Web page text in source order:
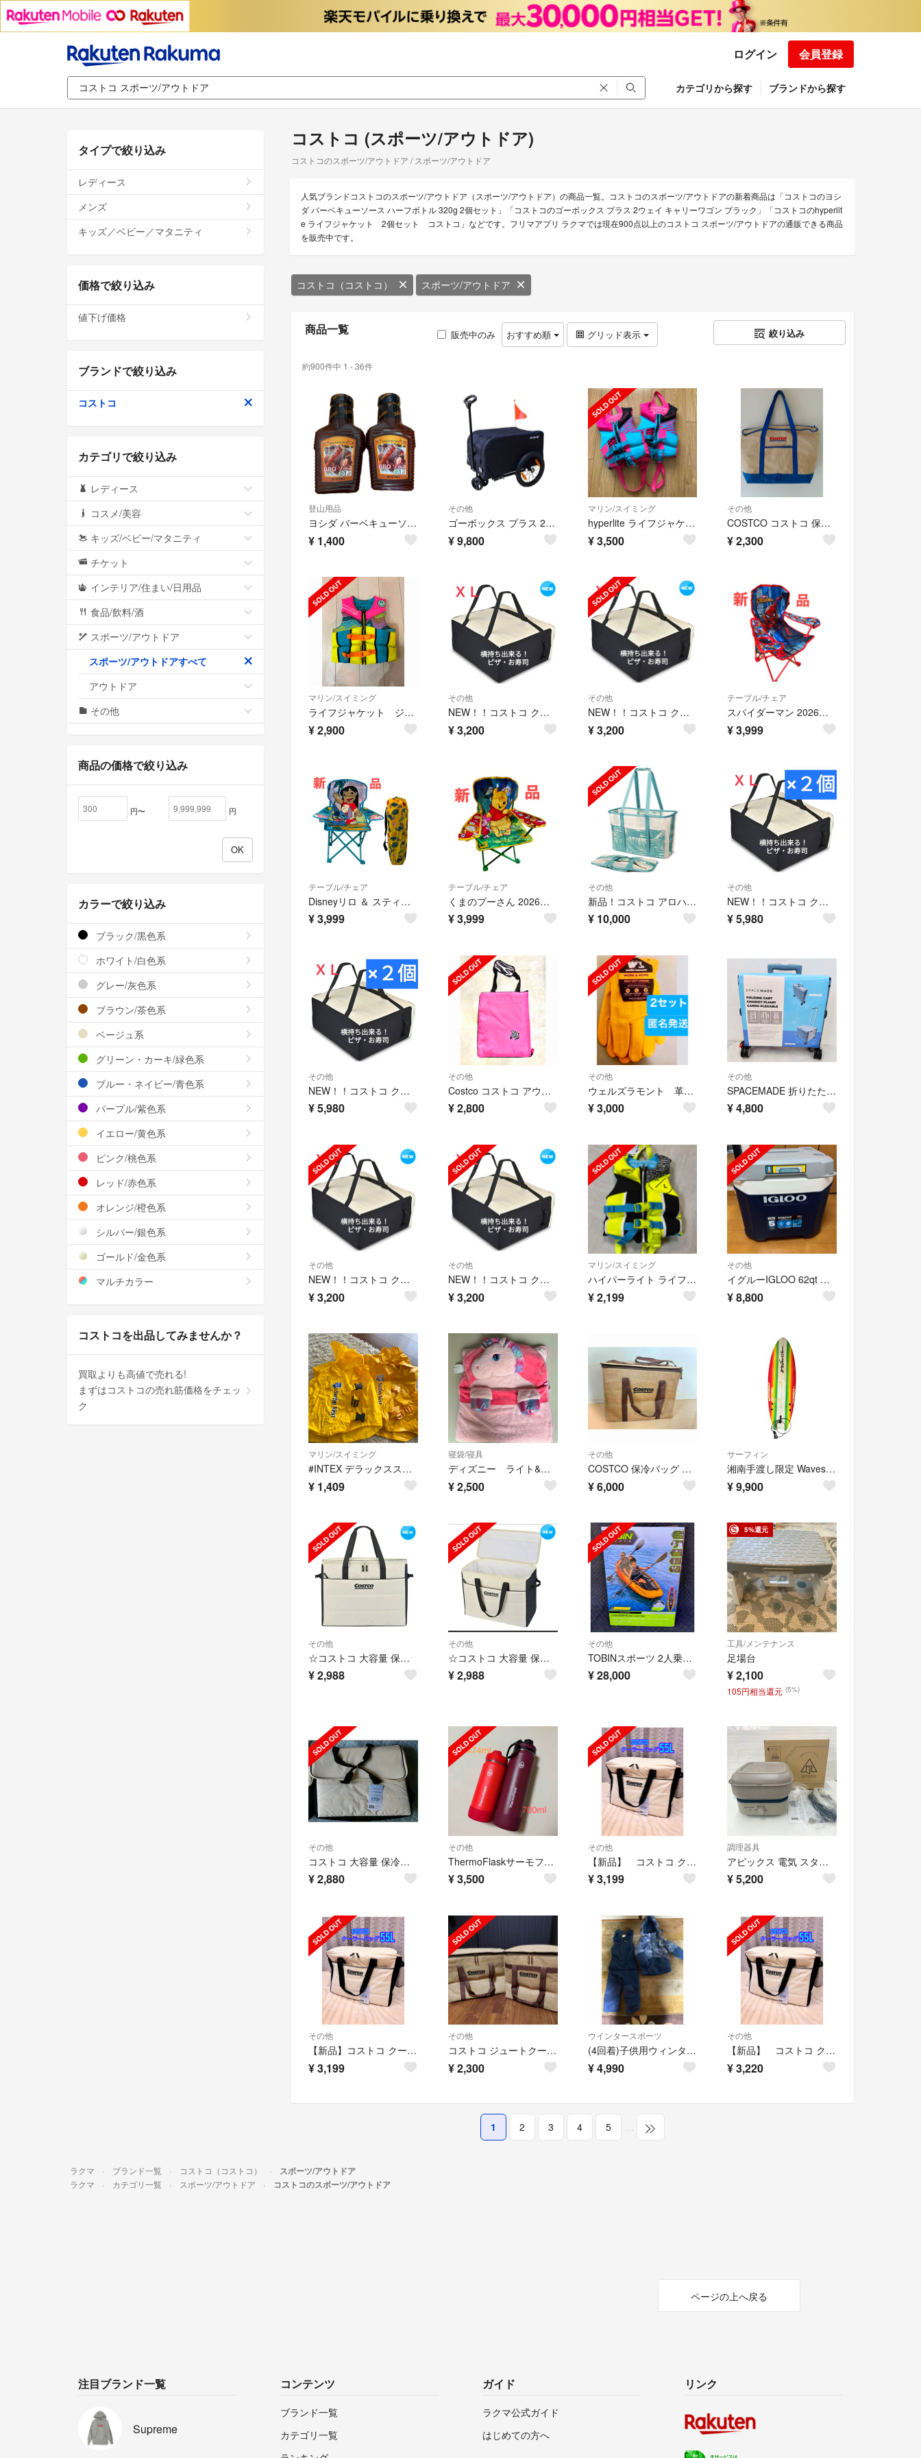
ログイン 会員登録
カテゴリから探す ブランドから探す
コストコ (スポーツ/アウトドア)
コストコのスポーツ/アウトドア / スポーツ/アウトドア
人気ブランドコストコのスポーツ/アウトドア（スポーツ/アウトドア）の商品一覧。コストコのスポーツ/アウトドアの新着商品は「コストコのヨシ
ダ バーベキューソース ハーフボトル 320g 2個セット」「コストコのゴーボックス プラス 2ウェイ キャリーワゴン ブラック」「コストコのhyperlit
e ライフジャケット 2個セット コストコ」などです。フリマアプリ ラクマでは現在900点以上のコストコ スポーツ/アウトドアの通販できる商品
を販売中です。
コストコ（コストコ） スポーツ/アウトドア
商品一覧 販売中のみ おすすめ順 グリッド表示 絞り込み
約900件中 1 - 36件
登山用品
ヨシダ バーベキューソース ハーフボトル 320g 2個セット
¥ 1,400
その他
ゴーボックス プラス 2ウェイ キャリーワゴン ブラック
¥9,800
マリン/スイミング
hyperlite ライフジャケット 2個セット コストコ
¥3,500
その他
COSTCO コストコ 保冷クーラーバッグ 45×70×10 大容量
¥2,300
マリン/スイミング
ライフジャケット ジュニアサイズ
¥2,900
その他
NEW！！コストコ クーラーバッグ ピザバッグ キルト生地 ホワイトＸＬ×１個
¥3,200
その他
NEW！！コストコ クーラーバッグ ピザバッグ キルト生地 ホワイトＸＬ×１個
¥3,200
テーブル/チェア
スパイダーマン 2026年最新折りたたみチェア
¥3,999
テーブル/チェア
Disneyリロ ＆ スティッチ2026年最新折り畳みチェア
¥3,999
テーブル/チェア
くまのプーさん 2026年最新折りたたみアウトドアチェア
¥3,999
その他
新品！コストコ アロハコレクション 折りたたみ式ビーチトート
¥ 10,000
その他
NEW！！コストコ クーラーバッグ ピザバッグ キルト生地 ホワイトＸＬ×２個
¥5,980
その他
NEW！！コストコ クーラーバッグ ピザバッグ キルト生地 ホワイトＸＬ×２個
¥5,980
その他
Costco コストコ アウトドア ピンク ゼブラ レジャーマット シマウマ
¥2,800
その他
ウェルズラモント 革手袋 ラクマ便 匿名発送 追跡補償付き バイク アウトドア
¥3,000
その他
SPACEMADE 折りたたみキャリーカート 50L フォールディングカート
¥4,800
その他
NEW！！コストコ クーラーバッグ ピザバッグ キルト生地 ホワイトＸＬ×１個
¥3,200
その他
NEW！！コストコ クーラーバッグ ピザバッグ キルト生地 ホワイトＸＬ×１個
¥3,200
マリン/スイミング
ハイパーライト ライフジャケット 子供用 フローティングベスト 15〜25kg
¥2,199
その他
イグルーIGLOO 62qt クーラーボックスマックスコールド 58L
¥8,800
マリン/スイミング
#INTEX デラックススイムベスト2枚セットステップ2
¥ 1,409
寝袋/寝具
ディズニー ライト&オーケストラバイオリン ピンク
¥2,500
その他
COSTCO 保冷バッグ クーラーバッグ エコバッグ ジュートバッグ
¥6,000
サーフィン
湘南手渡し限定 Wavestorm コストコ 5.6ft ソフトボード フィン付
¥9,900
その他
☆コストコ 大容量 保冷バッグ エコバッグ 断熱 撥水 未使用
¥2,988
その他
☆コストコ 大容量 保冷バッグ エコバッグ 断熱 撥水 未使用
¥2,988
その他
TOBINスポーツ 2人乗り用カヤック インフレータブル カヤック
¥28,000
5%還元
工具/メンテナンス
足場台
¥2,100
105円相当還元 (5%)
その他
コストコ 大容量 保冷バッグ エコバッグ 断熱 撥水 ☆スポーツ観戦用保温バッグ
¥2,880
その他
ThermoFlaskサーモフラスク 水筒
¥3,500
その他
【新品】 コストコ クーラーバッグ 55L 保冷バッグ 大人気商品
¥3,199
調理器具
アピックス 電気 スタッキングクッカー ASC-700 SOTOMO
¥5,200
その他
【新品】コストコ クーラーバッグ 55L 保冷バッグ 大人気商品
¥3,199
その他
コストコ ジュートクーラーバッグ
¥2,300
ウインタースポーツ
(4回着)子供用ウィンタースポーツウェアセット ネイビー
¥4,990
その他
【新品】 コストコ クーラーバッグ 55L 保冷バッグ 大人気商品
¥3,220
1 2 3 4 5 …
タイプで絞り込み
レディース
メンズ
キッズ／ベビー／マタニティ
価格で絞り込み
値下げ価格
ブランドで絞り込み
コストコ
カテゴリで絞り込み
レディース
コスメ/美容
キッズ/ベビー/マタニティ
チケット
インテリア/住まい/日用品
食品/飲料/酒
スポーツ/アウトドア
スポーツ/アウトドアすべて
アウトドア
その他
商品の価格で絞り込み
円〜 円
カラーで絞り込み
ブラック/黒色系
ホワイト/白色系
グレー/灰色系
ブラウン/茶色系
ベージュ系
グリーン・カーキ/緑色系
ブルー・ネイビー/青色系
パープル/紫色系
イエロー/黄色系
ピンク/桃色系
レッド/赤色系
オレンジ/橙色系
シルバー/銀色系
ゴールド/金色系
マルチカラー
コストコを出品してみませんか？
買取よりも高値で売れる!
まずはコストコの売れ筋価格をチェッ
ク
ラクマ ブランド一覧 コストコ（コストコ） スポーツ/アウトドア
ラクマ カテゴリ一覧 スポーツ/アウトドア コストコのスポーツ/アウトドア
ページの上へ戻る
注目ブランド一覧
Supreme
コンテンツ
ブランド一覧
カテゴリ一覧
ガイド
ラクマ公式ガイド
はじめての方へ
リンク